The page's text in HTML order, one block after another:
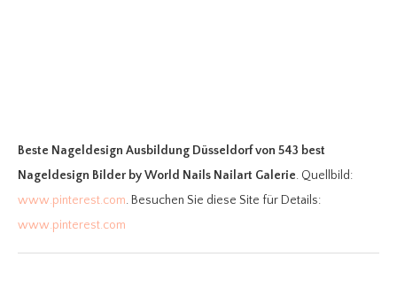
Beste Nageldesign Ausbildung Düsseldorfvon 543 best
Nageldesign Bilder by World Nails Nailart Galerie. Quellbild:
www.pinterest.com. Besuchen Sie diese Site für Details:
www.pinterest.com